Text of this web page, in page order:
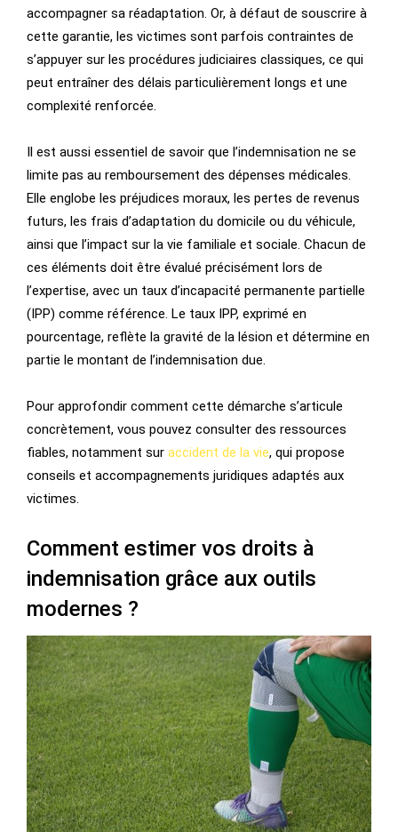
accompagner sa réadaptation. Or, à défaut de souscrire à
cette garantie, les victimes sont parfois contraintes de
s’appuyer sur les procédures judiciaires classiques, ce qui
peut entraîner des délais particulièrement longs et une
complexité renforcée.
Il est aussi essentiel de savoir que l’indemnisation ne se
limite pas au remboursement des dépenses médicales.
Elle englobe les préjudices moraux, les pertes de revenus
futurs, les frais d’adaptation du domicile ou du véhicule,
ainsi que l’impact sur la vie familiale et sociale. Chacun de
ces éléments doit être évalué précisément lors de
l’expertise, avec un taux d’incapacité permanente partielle
(IPP) comme référence. Le taux IPP, exprimé en
pourcentage, reflète la gravité de la lésion et détermine en
partie le montant de l’indemnisation due.
Pour approfondir comment cette démarche s’articule
concrètement, vous pouvez consulter des ressources
fiables, notamment sur accident de la vie, qui propose
conseils et accompagnements juridiques adaptés aux
victimes.
Comment estimer vos droits à
indemnisation grâce aux outils
modernes ?